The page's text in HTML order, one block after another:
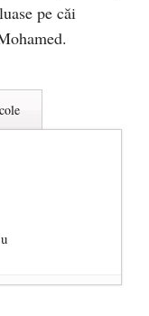
pe căi
are locul în